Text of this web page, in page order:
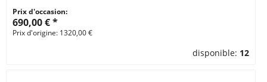
Prix d'occasion:
690,00 € *
Prix d'origine: 1320,00 €
disponible: 12